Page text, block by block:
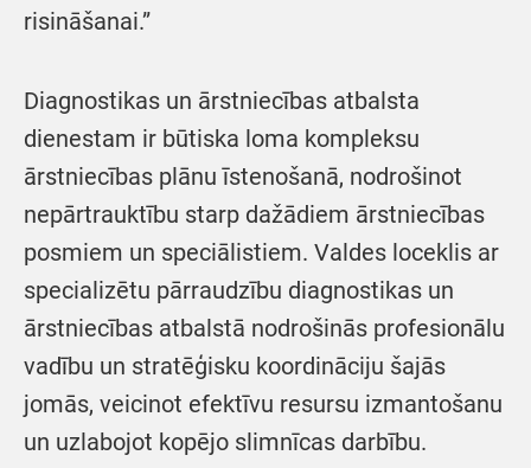
risināšanai.”
Diagnostikas un ārstniecības atbalsta
dienestam ir būtiska loma kompleksu
ārstniecības plānu īstenošanā, nodrošinot
nepārtrauktību starp dažādiem ārstniecības
posmiem un speciālistiem. Valdes loceklis ar
specializētu pārraudzību diagnostikas un
ārstniecības atbalstā nodrošinās profesionālu
vadību un stratēģisku koordināciju šajās
jomās, veicinot efektīvu resursu izmantošanu
un uzlabojot kopējo slimnīcas darbību.